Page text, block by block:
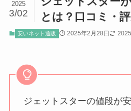
とは？口コミ・
2025
3/02
安いネット通販 2025年2月28日
ジェットスターの値段が